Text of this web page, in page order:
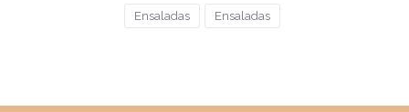
Ensaladas Ensaladas